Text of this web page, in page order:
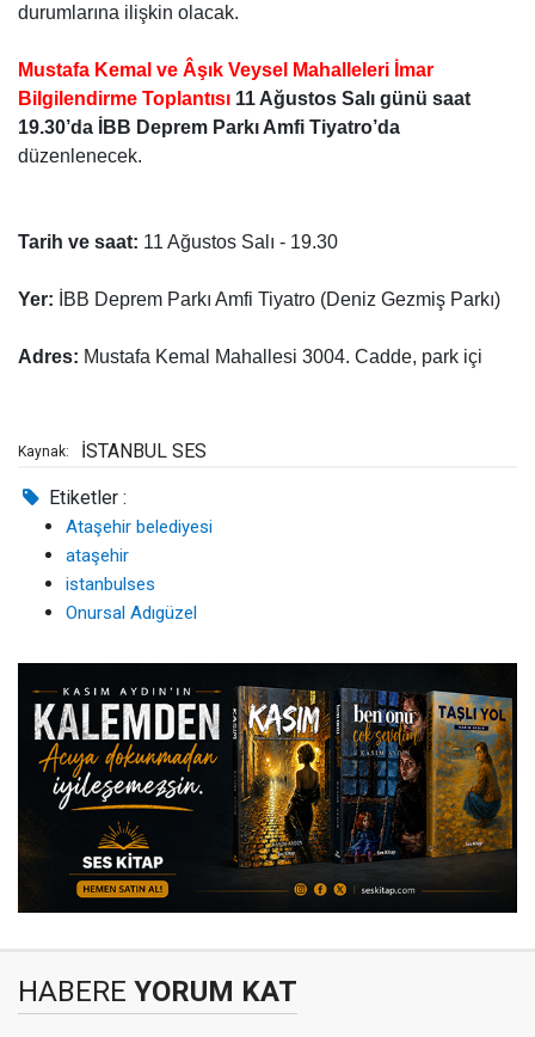
durumlarına ilişkin olacak.
Mustafa Kemal ve Âşık Veysel Mahalleleri İmar
Bilgilendirme Toplantısı 11 Ağustos Salı günü saat
19.30’da İBB Deprem Parkı Amfi Tiyatro’da
düzenlenecek.
Tarih ve saat: 11 Ağustos Salı - 19.30
Yer: İBB Deprem Parkı Amfi Tiyatro (Deniz Gezmiş Parkı)
Adres: Mustafa Kemal Mahallesi 3004. Cadde, park içi
Kaynak: İSTANBUL SES
Etiketler :
Ataşehir belediyesi
ataşehir
istanbulses
Onursal Adıgüzel
HABERE YORUM KAT